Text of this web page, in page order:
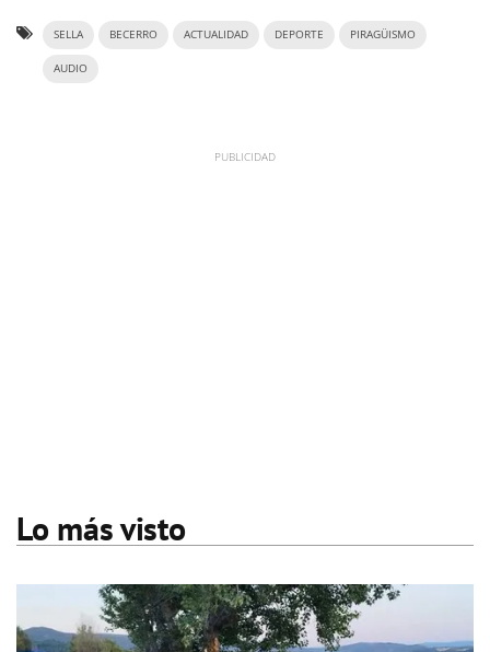
SELLA BECERRO ACTUALIDAD DEPORTE PIRAGÜISMO
AUDIO
Lo más visto